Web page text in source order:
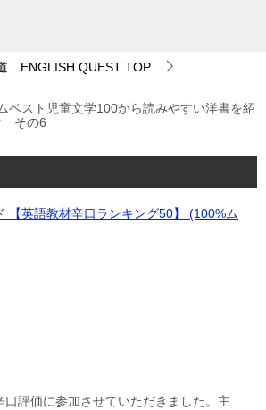
ENGLISH QUEST TOP
ベスト児童文学100から読みやすい洋書を紹
その6
【英語教材辛口ランキング50】 (100%ム
口評価に参加させていただきました。主